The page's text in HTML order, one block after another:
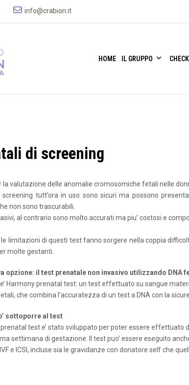
info@crabion.it
HOME IL GRUPPO
di screening
la valutazione delle anomalie cromosomiche fetali nelle
screening tutt’ora in uso sono sicuri ma possono
non sono trascurabili.
al contrario sono molto accurati ma piu’ costosi e
le limitazioni di questi test fanno sorgere nella coppia
molte gestanti.
opzione: il test prenatale non invasivo utilizzando DNA
Harmony prenatal test: un test effettuato su sangue
che combina l’accuratezza di un test a DNA con la
sottoporre al test
test e’ stato sviluppato per poter essere effettuato
settimana di gestazione. Il test puo’ essere eseguito
e ICSI, incluse sia le gravidanze con donatore self che